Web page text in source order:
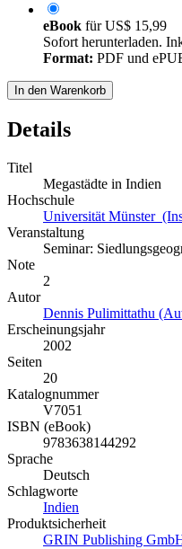
eBook fürUS$ 15,99
Sofort herunterladen.
Format: PDF und
In den Warenkorb
Details
Titel
Megastädte in Indien
Hochschule
Universität Münster
Veranstaltung
Seminar:
Note
2
Autor
Dennis Pulimittathu
Erscheinungsjahr
2002
Seiten
20
Katalognummer
V7051
ISBN (eBook)
9783638144292
Sprache
Deutsch
Schlagworte
Indien
Produktsicherheit
GRIN Publishing